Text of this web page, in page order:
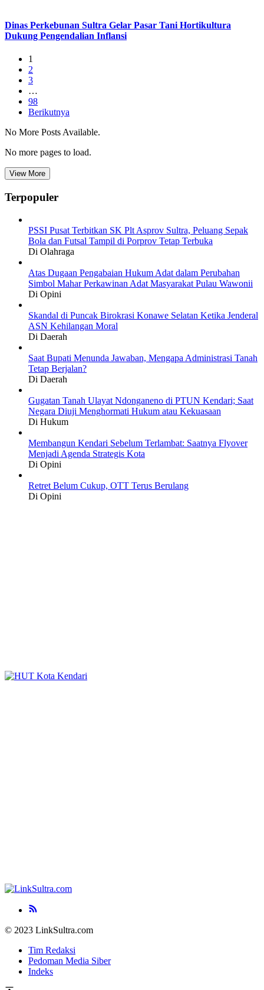
Dinas Perkebunan Sultra Gelar Pasar Tani Hortikultura
Dukung Pengendalian Inflansi
1
2
3
…
98
Berikutnya
No More Posts Available.
No more pages to load.
View More
Terpopuler
PSSI Pusat Terbitkan SK Plt Asprov Sultra, Peluang Sepak
Bola dan Futsal Tampil di Porprov Tetap Terbuka
Di Olahraga
Atas Dugaan Pengabaian Hukum Adat dalam Perubahan
Simbol Mahar Perkawinan Adat Masyarakat Pulau Wawonii
Di Opini
Skandal di Puncak Birokrasi Konawe Selatan Ketika Jenderal
ASN Kehilangan Moral
Di Daerah
Saat Bupati Menunda Jawaban, Mengapa Administrasi Tanah
Tetap Berjalan?
Di Daerah
Gugatan Tanah Ulayat Ndonganeno di PTUN Kendari; Saat
Negara Diuji Menghormati Hukum atau Kekuasaan
Di Hukum
Membangun Kendari Sebelum Terlambat: Saatnya Flyover
Menjadi Agenda Strategis Kota
Di Opini
Retret Belum Cukup, OTT Terus Berulang
Di Opini
© 2023 LinkSultra.com
Tim Redaksi
Pedoman Media Siber
Indeks